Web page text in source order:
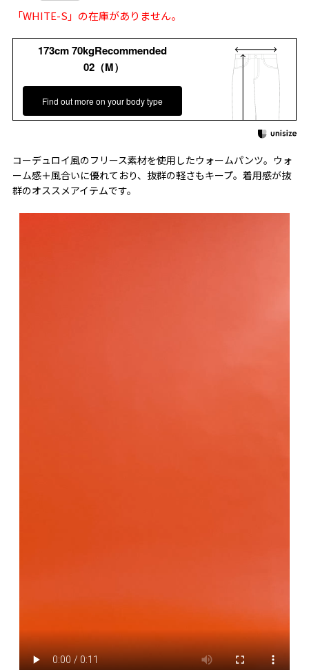
「WHITE-S」の在庫がありません。
173cm 70kgRecommended
02（M）
Find out more on your body type
コーデュロイ風のフリース素材を使用したウォームパンツ。ウォ
ーム感＋風合いに優れており、抜群の軽さもキープ。着用感が抜
群のオススメアイテムです。